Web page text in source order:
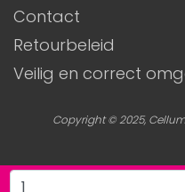
Contact
Retourbeleid
Veilig en correct
Copyright © 2025,